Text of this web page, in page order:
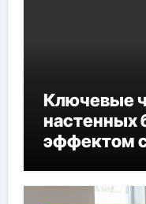
Ключевые
настенных
эффектом